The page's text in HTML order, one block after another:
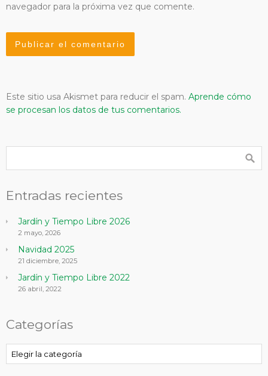
navegador para la próxima vez que comente.
Este sitio usa Akismet para reducir el spam. Aprende cómo
se procesan los datos de tus comentarios.
Entradas recientes
Jardín y Tiempo Libre 2026
2 mayo, 2026
Navidad 2025
21 diciembre, 2025
Jardín y Tiempo Libre 2022
26 abril, 2022
Categorías
Categorías